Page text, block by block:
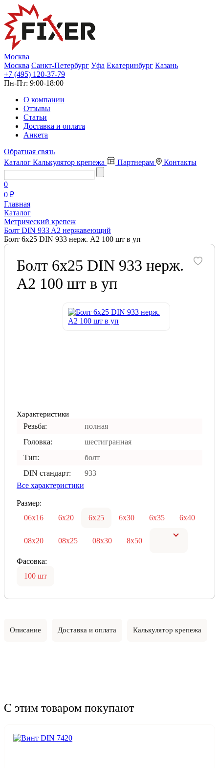
Москва
Москва Санкт-Петербург Уфа Екатеринбург Казань
+7 (495) 120-37-79
Пн-Пт: 9:00-18:00
О компании
Отзывы
Статьи
Доставка и оплата
Анкета
Обратная связь
Каталог Калькулятор крепежа Партнерам Контакты
0
0 ₽
Главная
Каталог
Метрический крепеж
Болт DIN 933 A2 нержавеющий
Болт 6х25 DIN 933 нерж. А2 100 шт в уп
Болт 6х25 DIN 933 нерж.
А2 100 шт в уп
Характеристики
Резьба:
полная
Головка:
шестигранная
Тип:
болт
DIN стандарт:
933
Все характеристики
Размер:
06х16
6х20 6х25 6х30 6х35 6х40
08х20 08х25 08х30 8х50
Фасовка:
100 шт
Описание Доставка и оплата Калькулятор крепежа
С этим товаром покупают